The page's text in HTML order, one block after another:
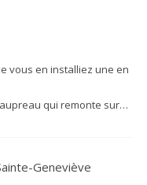
vous en installiez une en
qui remonte sur…
Geneviève